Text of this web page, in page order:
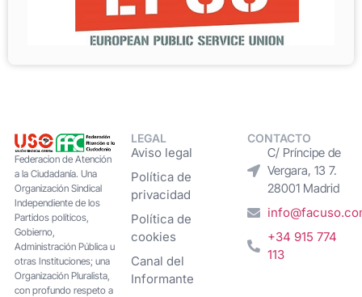
Federacion de Atención
a la Ciudadanía. Una
Organización Sindical
Independiente de los
Partidos políticos,
Gobierno,
Administración Pública u
otras Instituciones; una
Organización Pluralista,
con profundo respeto a
LEGAL
Aviso legal
Política de
privacidad
Política de
cookies
Canal del
Informante
CONTACTO
C/ Príncipe de
Vergara, 13 7.
28001 Madrid
+34 915 774
113